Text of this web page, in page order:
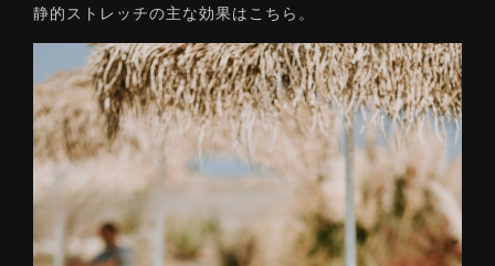
静的ストレッチの主な効果はこちら。